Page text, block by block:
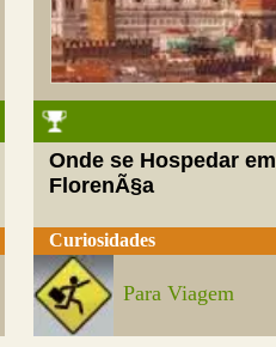
Onde se Hospedar em
FlorenÃ§a
Curiosidades
Para Viagem